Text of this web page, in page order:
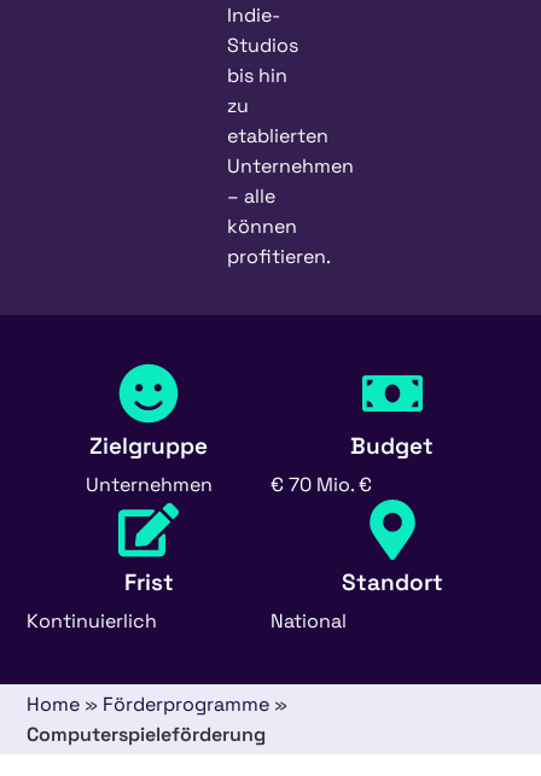
Indie-
Studios
bis hin
zu
etablierten
Unternehmen
– alle
können
profitieren.
Zielgruppe
Unternehmen
Budget
€ 70 Mio. €
Frist
Kontinuierlich
Standort
National
Home » Förderprogramme »
Computerspieleförderung